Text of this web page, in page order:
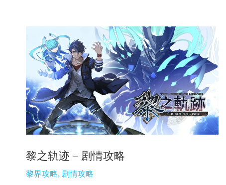
黎之轨迹 – 剧情攻略
黎界攻略, 剧情攻略